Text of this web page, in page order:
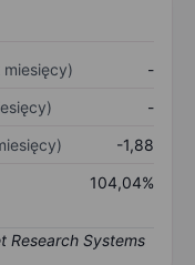
-
-
-1,88
104,04%